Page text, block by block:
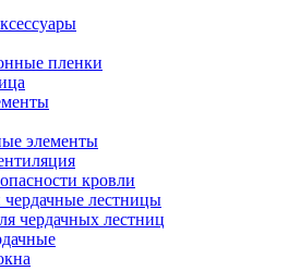
пленки
элементы
кровли
лестницы
чердачных лестниц